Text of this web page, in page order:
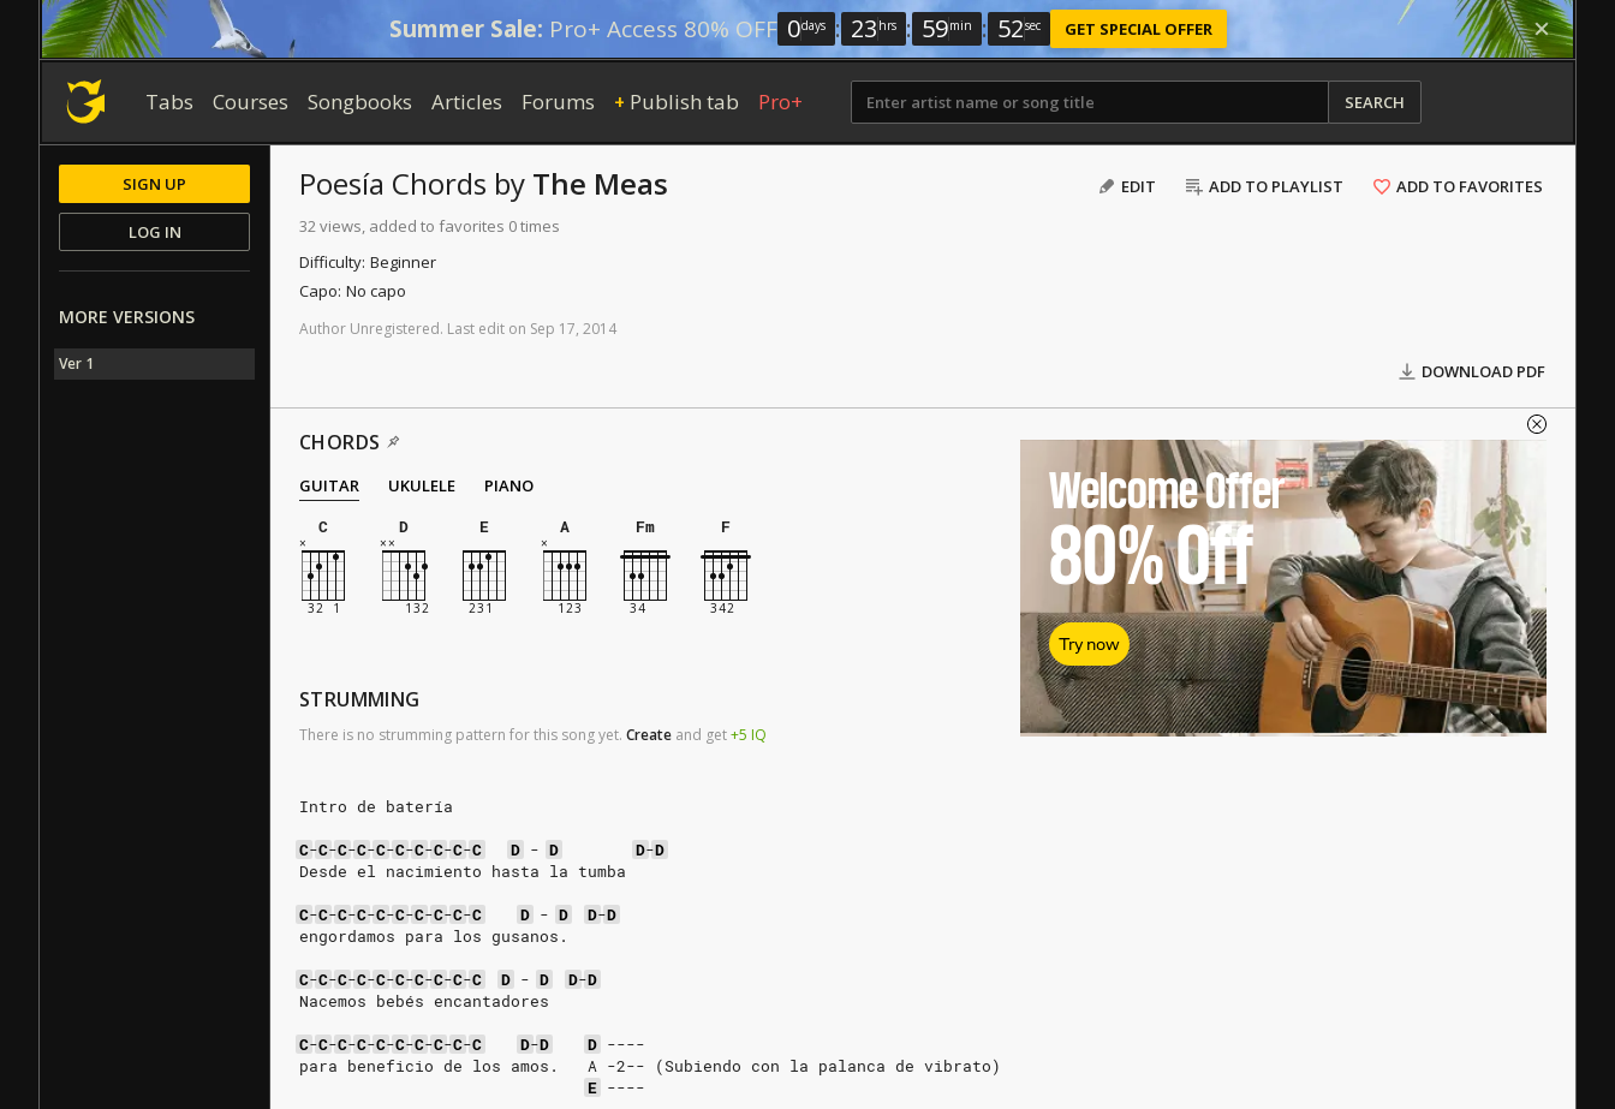
Summer Sale: Pro+ Access 80% OFF 0days : 23 hrs : 59min : 51sec GET SPECIAL OFFER
Tabs Courses Songbooks Articles Forums + Publish tab Pro+ SEARCH
EDIT ADD TO PLAYLIST ADD TO FAVORITES
Poesía Chords by The Meas
32 views, added to favorites 0 times
Difficulty: Beginner
Capo: No capo
Author Unregistered. Last edit on Sep 17, 2014
DOWNLOAD PDF
CHORDS
GUITAR UKULELE
PIANO
C
D E A Fm F
STRUMMING
There is no strumming pattern for this song yet. Create and get+5 IQ
Intro de batería
C-C-C-C-C-C-C-C-C-C D - D D-D
Desde el nacimiento hasta la tumba
C-C-C-C-C-C-C-C-C-C D - D D-D
engordamos para los gusanos.
C-C-C-C-C-C-C-C-C-C D - D D-D
Nacemos bebés encantadores
C-C-C-C-C-C-C-C-C-C D-D D ----
para beneficio de los amos.   A -2-- (Subiendo con la palanca de vibrato)
E ----
Welcome Offer
80%Off
Try now
SIGN UP
LOG IN
MORE VERSIONS
Ver 1